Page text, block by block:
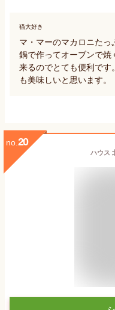
猫大好き
マ・マーのマカロニた
鍋で作ってオーブンで焼
来るのでとても便利です
も美味しいと思います。
no. 20
ハウス